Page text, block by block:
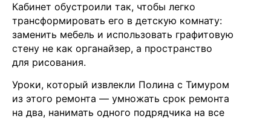
Кабинет обустроили так, чтобы легко
трансформировать его в детскую комнату:
заменить мебель и использовать графитовую
стену не как органайзер, а пространство
для рисования.
Уроки, который извлекли Полина с Тимуром
из этого ремонта — умножать срок ремонта
на два, нанимать одного подрядчика на все